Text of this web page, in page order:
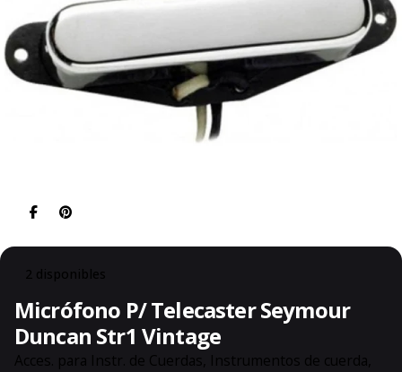
2 disponibles
Micrófono P/ Telecaster Seymour
Duncan Str1 Vintage
Acces. para Instr. de Cuerdas Instrumentos de cuerda